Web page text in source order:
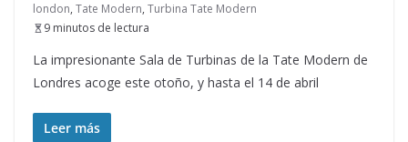
london, Tate Modern, Turbina Tate Modern
9 minutos de lectura
La impresionante Sala de Turbinas de la Tate Modern de
Londres acoge este otoño, y hasta el 14 de abril
Leer más